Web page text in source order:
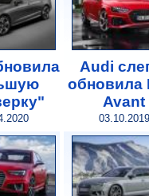
Audi
обновила
Avant
03.10.2019